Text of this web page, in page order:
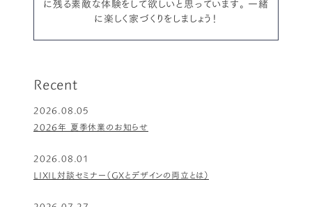
に残る素敵な体験をして欲しいと思っています。 一緒
に楽しく家づくりをしましょう！
Recent
2026.08.05
2026年 夏季休業のお知らせ
2026.08.01
LIXIL対談セミナー（GXとデザインの両立とは）